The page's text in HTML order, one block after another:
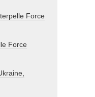
Force
Force